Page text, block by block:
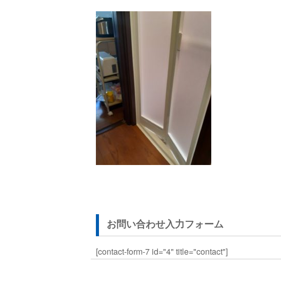
お問い合わせ入力フォーム
[contact-form-7 id="4" title="contact"]